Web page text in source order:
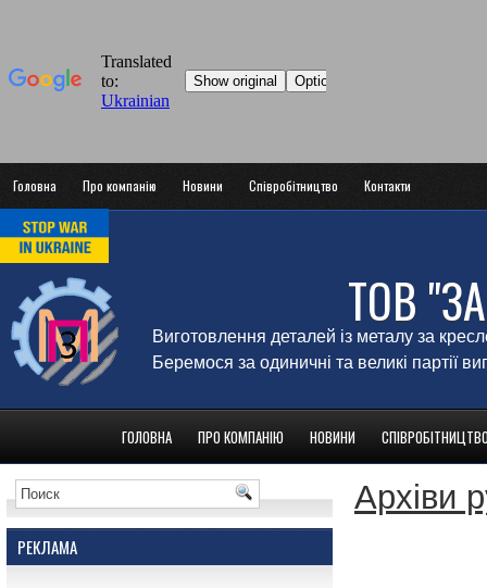
Головна Про компанію Новини Співробітництво Контакти
ТОВ
Виготовлення деталей із металу за
Беремося за одиничні та великі партії
ГОЛОВНА ПРО КОМПАНІЮ НОВИНИ
РЕКЛАМА
Архіви